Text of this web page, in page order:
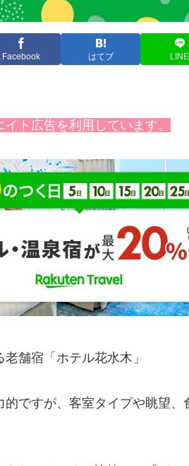
Facebook はてブ LINE
ト広告を利用しています。
舗宿「ホテル花水木」
ですが、客室タイプや眺望